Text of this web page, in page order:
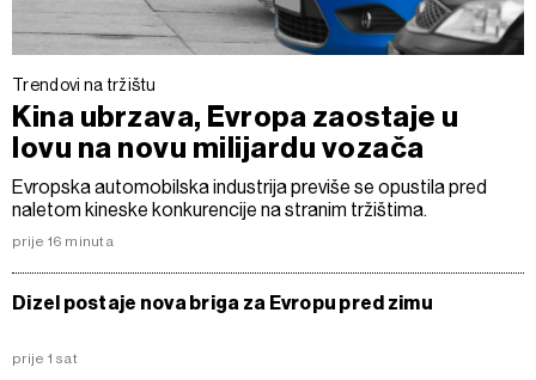
Trendovi na tržištu
Kina ubrzava, Evropa zaostaje u
lovu na novu milijardu vozača
Evropska automobilska industrija previše se opustila pred
naletom kineske konkurencije na stranim tržištima.
prije 16 minuta
Dizel postaje nova briga za Evropu pred zimu
prije 1 sat